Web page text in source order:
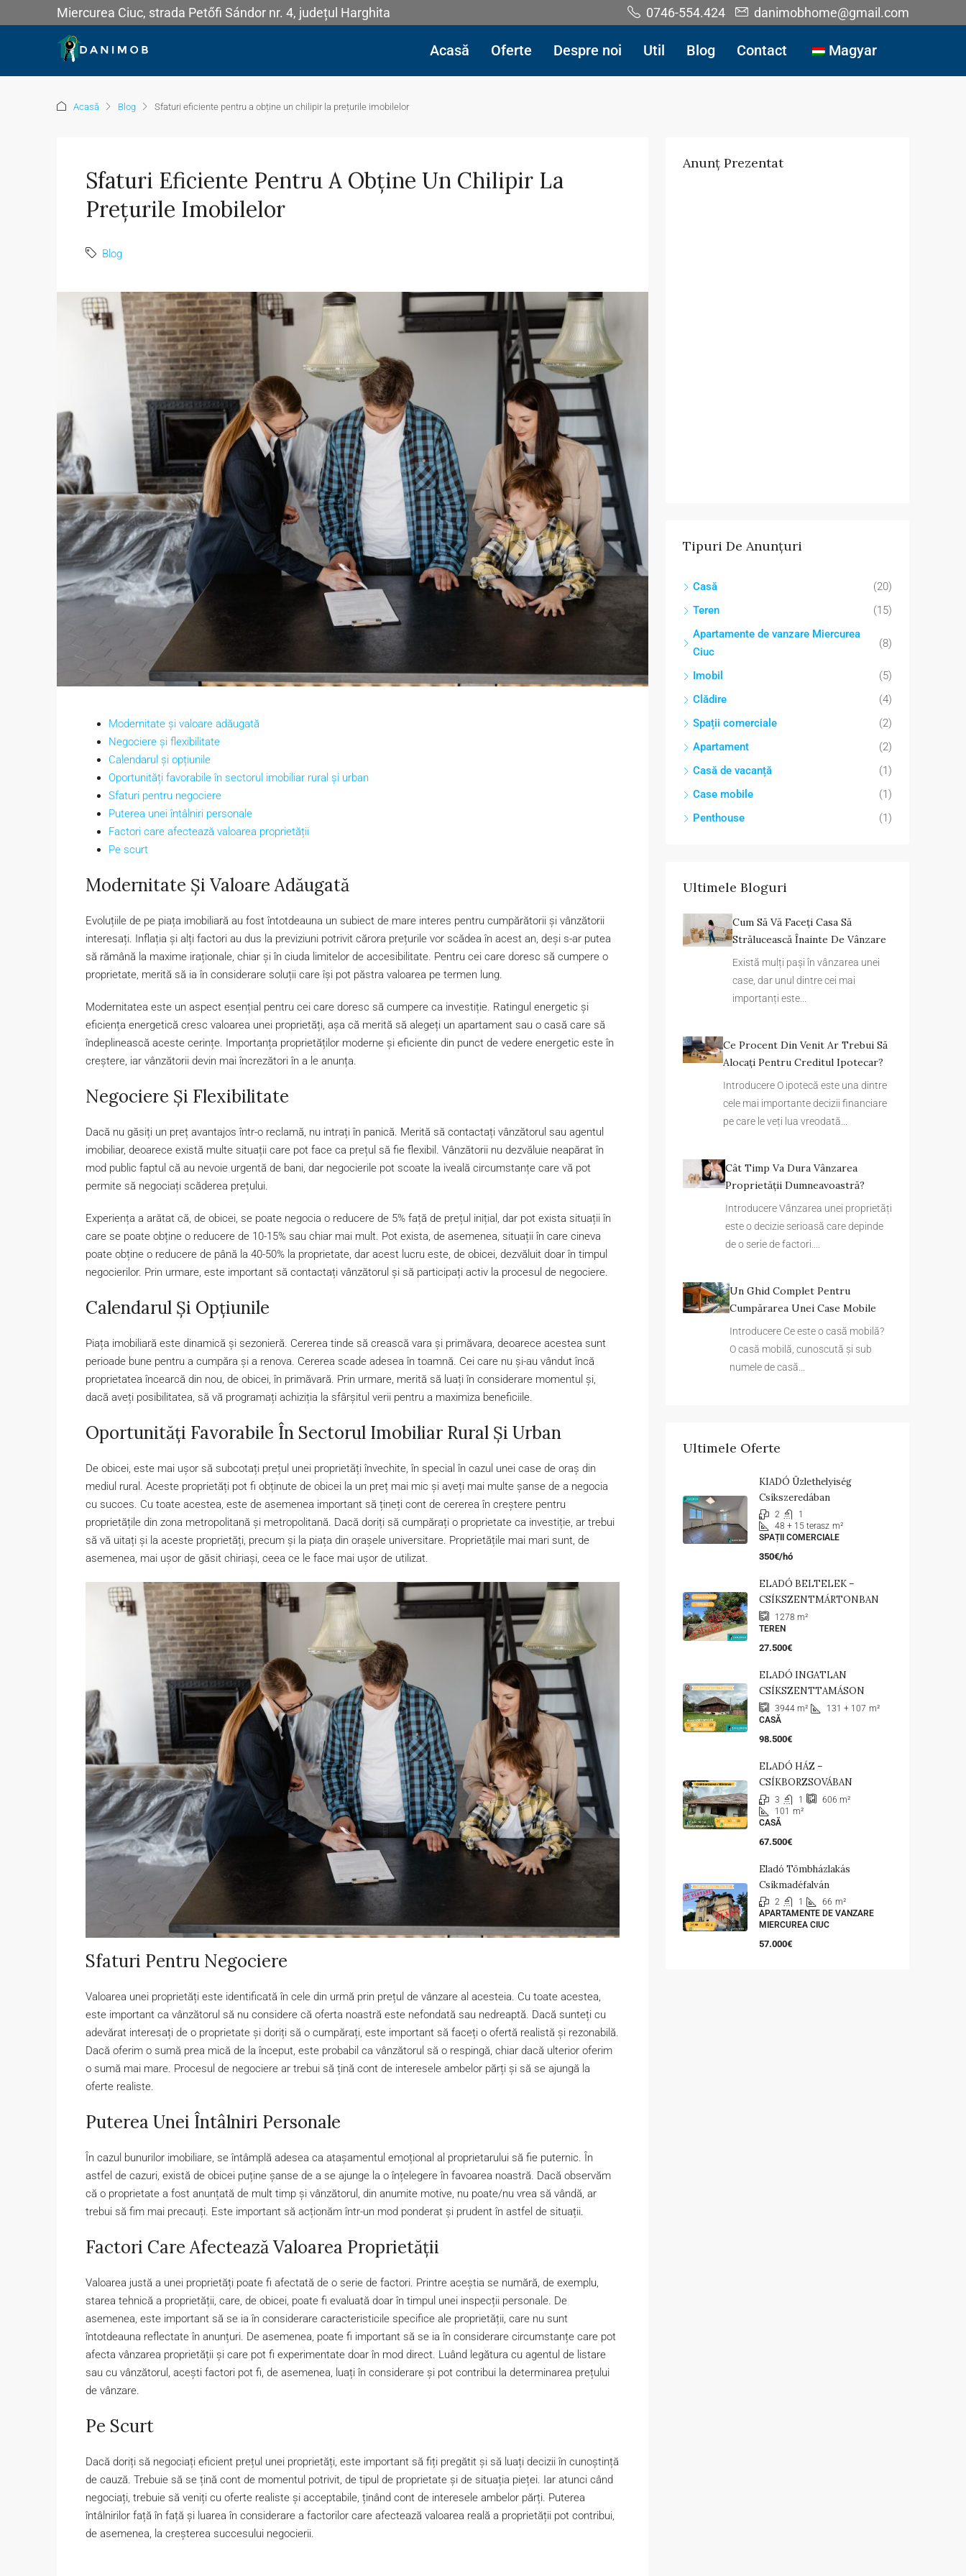
Miercurea Ciuc, strada Petőfi Sándor nr. 4, județul Harghita 0746-554.424 danimobhome@gmail.com
Acasă Oferte Despre noi Util Blog Contact Magyar
Acasă Blog Sfaturi eficiente pentru a obține un chilipir la prețurile imobilelor
Sfaturi Eficiente Pentru A Obține Un Chilipir La
Prețurile Imobilelor
Blog
Modernitate și valoare adăugată
Negociere și flexibilitate
Calendarul și opțiunile
Oportunități favorabile în sectorul imobiliar rural și urban
Sfaturi pentru negociere
Puterea unei întâlniri personale
Factori care afectează valoarea proprietății
Pe scurt
Modernitate Și Valoare Adăugată
Evoluțiile de pe piața imobiliară au fost întotdeauna un subiect de mare interes pentru cumpărătorii și vânzătorii
interesați. Inflația și alți factori au dus la previziuni potrivit cărora prețurile vor scădea în acest an, deși s-ar putea
să rămână la maxime iraționale, chiar și în ciuda limitelor de accesibilitate. Pentru cei care doresc să cumpere o
proprietate, merită să ia în considerare soluții care își pot păstra valoarea pe termen lung.
Modernitatea este un aspect esențial pentru cei care doresc să cumpere ca investiție. Ratingul energetic și
eficiența energetică cresc valoarea unei proprietăți, așa că merită să alegeți un apartament sau o casă care să
îndeplinească aceste cerințe. Importanța proprietăților moderne și eficiente din punct de vedere energetic este în
creștere, iar vânzătorii devin mai încrezători în a le anunța.
Negociere Și Flexibilitate
Dacă nu găsiți un preț avantajos într-o reclamă, nu intrați în panică. Merită să contactați vânzătorul sau agentul
imobiliar, deoarece există multe situații care pot face ca prețul să fie flexibil. Vânzătorii nu dezvăluie neapărat în
mod public faptul că au nevoie urgentă de bani, dar negocierile pot scoate la iveală circumstanțe care vă pot
permite să negociați scăderea prețului.
Experiența a arătat că, de obicei, se poate negocia o reducere de 5% față de prețul inițial, dar pot exista situații în
care se poate obține o reducere de 10-15% sau chiar mai mult. Pot exista, de asemenea, situații în care cineva
poate obține o reducere de până la 40-50% la proprietate, dar acest lucru este, de obicei, dezvăluit doar în timpul
negocierilor. Prin urmare, este important să contactați vânzătorul și să participați activ la procesul de negociere.
Calendarul Și Opțiunile
Piața imobiliară este dinamică și sezonieră. Cererea tinde să crească vara și primăvara, deoarece acestea sunt
perioade bune pentru a cumpăra și a renova. Cererea scade adesea în toamnă. Cei care nu și-au vândut încă
proprietatea încearcă din nou, de obicei, în primăvară. Prin urmare, merită să luați în considerare momentul și,
dacă aveți posibilitatea, să vă programați achiziția la sfârșitul verii pentru a maximiza beneficiile.
Oportunități Favorabile În Sectorul Imobiliar Rural Și Urban
De obicei, este mai ușor să subcotați prețul unei proprietăți învechite, în special în cazul unei case de oraș din
mediul rural. Aceste proprietăți pot fi obținute de obicei la un preț mai mic și aveți mai multe șanse de a negocia
cu succes. Cu toate acestea, este de asemenea important să țineți cont de cererea în creștere pentru
proprietățile din zona metropolitană și metropolitană. Dacă doriți să cumpărați o proprietate ca investiție, ar trebui
să vă uitați și la aceste proprietăți, precum și la piața din orașele universitare. Proprietățile mai mari sunt, de
asemenea, mai ușor de găsit chiriași, ceea ce le face mai ușor de utilizat.
Sfaturi Pentru Negociere
Valoarea unei proprietăți este identificată în cele din urmă prin prețul de vânzare al acesteia. Cu toate acestea,
este important ca vânzătorul să nu considere că oferta noastră este nefondată sau nedreaptă. Dacă sunteți cu
adevărat interesați de o proprietate și doriți să o cumpărați, este important să faceți o ofertă realistă și rezonabilă.
Dacă oferim o sumă prea mică de la început, este probabil ca vânzătorul să o respingă, chiar dacă ulterior oferim
o sumă mai mare. Procesul de negociere ar trebui să țină cont de interesele ambelor părți și să se ajungă la
oferte realiste.
Puterea Unei Întâlniri Personale
În cazul bunurilor imobiliare, se întâmplă adesea ca atașamentul emoțional al proprietarului să fie puternic. În
astfel de cazuri, există de obicei puține șanse de a se ajunge la o înțelegere în favoarea noastră. Dacă observăm
că o proprietate a fost anunțată de mult timp și vânzătorul, din anumite motive, nu poate/nu vrea să vândă, ar
trebui să fim mai precauți. Este important să acționăm într-un mod ponderat și prudent în astfel de situații.
Factori Care Afectează Valoarea Proprietății
Valoarea justă a unei proprietăți poate fi afectată de o serie de factori. Printre aceștia se numără, de exemplu,
starea tehnică a proprietății, care, de obicei, poate fi evaluată doar în timpul unei inspecții personale. De
asemenea, este important să se ia în considerare caracteristicile specifice ale proprietății, care nu sunt
întotdeauna reflectate în anunțuri. De asemenea, poate fi important să se ia în considerare circumstanțe care pot
afecta vânzarea proprietății și care pot fi experimentate doar în mod direct. Luând legătura cu agentul de listare
sau cu vânzătorul, acești factori pot fi, de asemenea, luați în considerare și pot contribui la determinarea prețului
de vânzare.
Pe Scurt
Dacă doriți să negociați eficient prețul unei proprietăți, este important să fiți pregătit și să luați decizii în cunoștință
de cauză. Trebuie să se țină cont de momentul potrivit, de tipul de proprietate și de situația pieței. Iar atunci când
negociați, trebuie să veniți cu oferte realiste și acceptabile, ținând cont de interesele ambelor părți. Puterea
întâlnirilor față în față și luarea în considerare a factorilor care afectează valoarea reală a proprietății pot contribui,
de asemenea, la creșterea succesului negocierii.
Anunț Prezentat
Tipuri De Anunțuri
Casă
(20)
Teren
(15)
Apartamente de vanzare Miercurea
Ciuc
(8)
Imobil
(5)
Clădire
(4)
Spații comerciale
(2)
Apartament
(2)
Casă de vacanță
(1)
Case mobile
(1)
Penthouse
(1)
Ultimele Bloguri
Cum Să Vă Faceți Casa Să
Strălucească Înainte De Vânzare
Există mulți pași în vânzarea unei
case, dar unul dintre cei mai
importanți este...
Ce Procent Din Venit Ar Trebui Să
Alocați Pentru Creditul Ipotecar?
Introducere O ipotecă este una dintre
cele mai importante decizii financiare
pe care le veți lua vreodată...
Cât Timp Va Dura Vânzarea
Proprietății Dumneavoastră?
Introducere Vânzarea unei proprietăți
este o decizie serioasă care depinde
de o serie de factori....
Un Ghid Complet Pentru
Cumpărarea Unei Case Mobile
Introducere Ce este o casă mobilă?
O casă mobilă, cunoscută și sub
numele de casă...
Ultimele Oferte
KIADÓ Üzlethelyiség
Csíkszeredában
2
1
48 + 15 terasz m²
SPAȚII COMERCIALE
350€/hó
ELADÓ BELTELEK –
CSÍKSZENTMÁRTONBAN
1278 m²
TEREN
27.500€
ELADÓ INGATLAN
CSÍKSZENTTAMÁSON
3944 m² 131 + 107 m²
CASĂ
98.500€
ELADÓ HÁZ –
CSÍKBORZSOVÁBAN
3 1 606 m²
101 m²
CASĂ
67.500€
Eladó Tömbházlakás
Csíkmadéfalván
2 1 66 m²
APARTAMENTE DE VANZARE
MIERCUREA CIUC
57.000€